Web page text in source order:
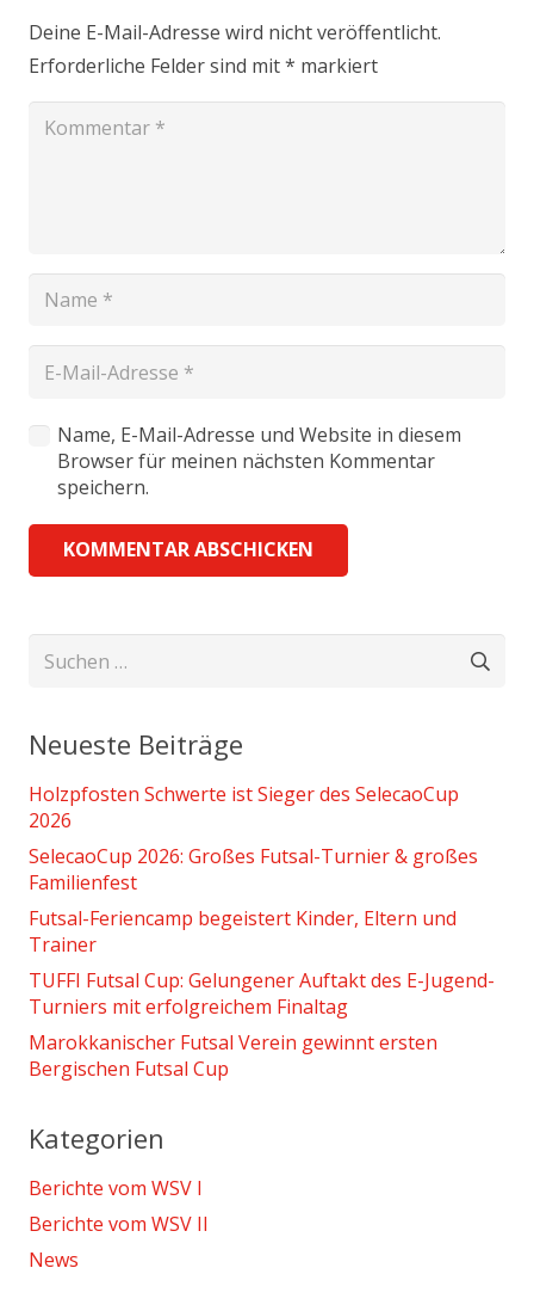
Deine E-Mail-Adresse wird nicht veröffentlicht.
Erforderliche Felder sind mit* markiert
Name, E-Mail-Adresse und Website in diesem
Browser für meinen nächsten Kommentar
speichern.
KOMMENTAR ABSCHICKEN
Suchen
Neueste Beiträge
Holzpfosten Schwerte ist Sieger des SelecaoCup
2026
SelecaoCup 2026: Großes Futsal-Turnier & großes
Familienfest
Futsal-Feriencamp begeistert Kinder, Eltern und
Trainer
TUFFI Futsal Cup: Gelungener Auftakt des E-Jugend-
Turniers mit erfolgreichem Finaltag
Marokkanischer Futsal Verein gewinnt ersten
Bergischen Futsal Cup
Kategorien
Berichte vom WSV I
Berichte vom WSV II
News